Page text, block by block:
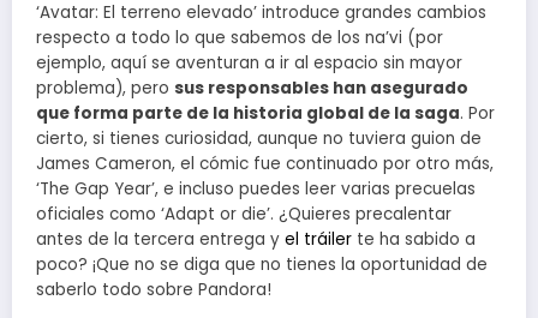
‘Avatar: El terreno elevado’ introduce grandes cambios
respecto a todo lo que sabemos de los na’vi (por
ejemplo, aquí se aventuran a ir al espacio sin mayor
problema), pero sus responsables han asegurado
que forma parte de la historia global de la saga. Por
cierto, si tienes curiosidad, aunque no tuviera guion de
James Cameron, el cómic fue continuado por otro más,
‘The Gap Year’, e incluso puedes leer varias precuelas
oficiales como ‘Adapt or die’. ¿Quieres precalentar
antes de la tercera entrega y el tráiler te ha sabido a
poco? ¡Que no se diga que no tienes la oportunidad de
saberlo todo sobre Pandora!